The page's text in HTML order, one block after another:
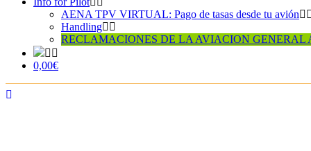
AENA TPV VIRTUAL: Pago de tasas desde tu avión
Handling
RECLAMACIONES DE LA AVIACION GENERAL
0,00€